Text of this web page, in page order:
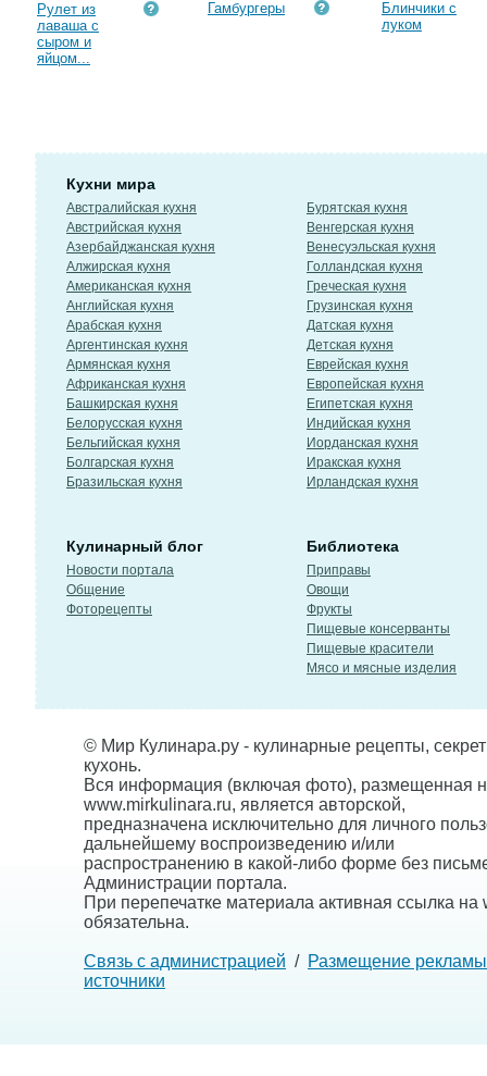
Рулет из
лаваша с
сыром и
яйцом...
Гамбургеры
Блинчики с
луком
Кухни мира
Австралийская кухня
Австрийская кухня
Азербайджанская кухня
Алжирская кухня
Американская кухня
Английская кухня
Арабская кухня
Аргентинская кухня
Армянская кухня
Африканская кухня
Башкирская кухня
Белорусская кухня
Бельгийская кухня
Болгарская кухня
Бразильская кухня
Бурятская кухня
Венгерская кухня
Венесуэльская кухня
Голландская кухня
Греческая кухня
Грузинская кухня
Датская кухня
Детская кухня
Еврейская кухня
Европейская кухня
Египетская кухня
Индийская кухня
Иорданская кухня
Иракская кухня
Ирландская кухня
Кулинарный блог
Новости портала
Общение
Фоторецепты
Библиотека
Приправы
Овощи
Фрукты
Пищевые консерванты
Пищевые красители
Мясо и мясные изделия
© Мир Кулинара.ру - кулинарные рецепты,
кухонь.
Вся информация (включая фото), размещенная
www.mirkulinara.ru, является авторской,
предназначена исключительно для личного
дальнейшему воспроизведению и/или
распространению в какой-либо форме без
Администрации портала.
При перепечатке материала активная ссылка на
обязательна.
Связь с администрацией / Размещение рекламы
источники